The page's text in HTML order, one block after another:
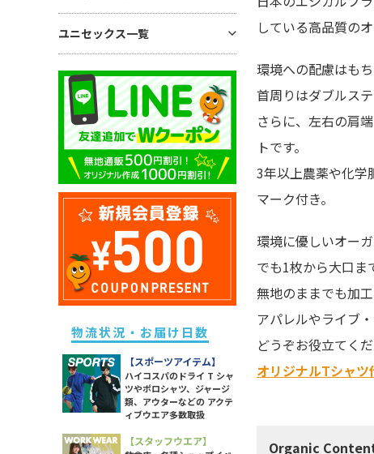
している高品質の
環境への配慮はも
首周りはダブルス
さらに、左右の肩
トです。
3年以上農薬や化学
マーク付き。
環境に優しいオー
でも1枚から大口ま
無地のままでも加
アパレルやライブ
どうぞお役立てくだ
オリジナルTシャ
Organic
あったかグッズ・フリース
傘・レイングッズ
除菌・衛生・ヘルスケアグッズ
防災グッズ
ライト
ソックス
ラッピング・ショッパー・ギフ
トバッグ・包材
イベント・観戦グッズ
パーツ・付属品
スポーツグッズ
その他雑貨
メンズ トレーナー
メンズ パーカー
メンズ スウェットパンツ
メンズ ボトムス
メンズ 長袖Tシャツ
メンズ スポーツアイテム
メンズ ワークウエア
メンズ アウター
メンズ タンクトップ
メンズ シャツ
ベビー用アイテム
キッズ ドライTシャツ
キッズ ドライポロシャツ
キッズ トレーナー
キッズ パーカー
キッズ スウェットパンツ
キッズ 長袖Tシャツ
キッズ スポーツアイテム
キッズ アウター
キッズ ボトムス
レディース Tシャツ
レディース ドライTシャツ
レディース ポロシャツ
レディース ドライポロシャツ
レディース トレーナー
レディース パーカー
レディース スウェットパンツ
レディース 長袖Tシャツ
レディース スポーツアイテム
レディース ワークウエア
レディース シャツ
レディース アウター
レディース タンク・キャミ
レディース ボトムス
ユニセックス一覧
ユニセックス ドライTシャツ
ユニセックス トレーナー
ユニセックス ポロシャツ
ユニセックス パーカー
ユニセックス 長袖Tシャツ
ユニセックス スポーツアイテム
ユニセックス アウター
ユニセックス シャツ
物流状況・お届け日数
【スポーツアイテム】
ハイコスパのドライ T シャ
ツやポロシャツ、ジャージ
類、アウターなどの アクテ
ィブウエア多数取扱
【スタッフウエア】